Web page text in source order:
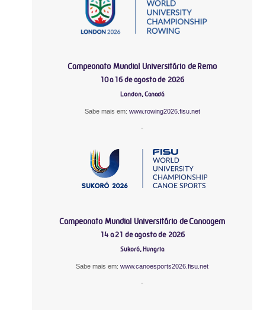
Campeonato Mundial Universitário de Remo
10 a 16 de agosto de 2026
London, Canadá
Sabe mais em: www.rowing2026.fisu.net
-
Campeonato Mundial Universitário de Canoagem
14 a 21 de agosto de 2026
Sukoró, Hungria
Sabe mais em:www.canoesports2026.fisu.net
-